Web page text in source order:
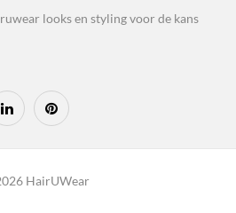
looks en styling voor de kans
HairUWear